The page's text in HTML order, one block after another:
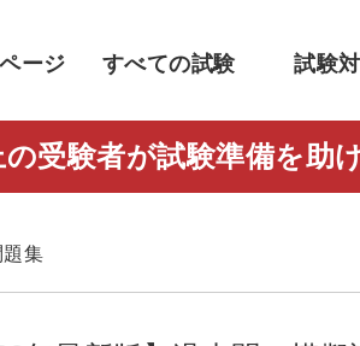
ージ すべての試験 試験
受験者が試験準備を助
集